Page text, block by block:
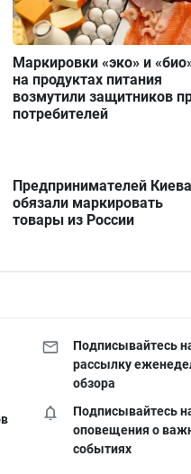
Маркировки «эко» и
на продуктах питания
возмутили защитников
потребителей
Предпринимателей Киева
обязали маркировать
товары из России
Подписывайтесь
рассылку
обзора
Подписывайтесь
оповещения о
событиях